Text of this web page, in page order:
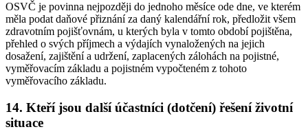
OSVČ je povinna nejpozději do jednoho měsíce ode dne, ve kterém
měla podat daňové přiznání za daný kalendářní rok, předložit všem
zdravotním pojišťovnám, u kterých byla v tomto období pojištěna,
přehled o svých příjmech a výdajích vynaložených na jejich
dosažení, zajištění a udržení, zaplacených zálohách na pojistné,
vyměřovacím základu a pojistném vypočteném z tohoto
vyměřovacího základu.
14. Kteří jsou další účastníci (dotčení) řešení životní
situace